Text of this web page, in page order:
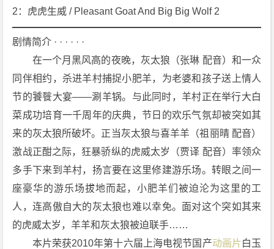
[2
[动
画]
[儿
童]
1
8
0
P
下
2：虎虎生威 / Pleasant Goat And Big Big Wolf 2
剧情简介 · · · · · ·
在一个月黑风高的夜晚，灰太狼（张琳 配音）和一众
同伴相约，杀进羊村捕捉小肥羊，为老婆和孩子送上情人
节的饕餮大宴——涮羊锅。与此同时，羊村正在举行大白
菜成功培育一千周年的庆典，节日的欢乐气氛却被突如其
来的灰太狼所破坏。正当灰太狼与喜羊羊（祖丽晴 配音）
激战正酣之际，狂暴骄纵的虎威太岁（贾译 配音）率领众
多手下来到羊村，扬言要在这里修建游乐场。转眼之间一
座豪华的游乐场拔地而起，小肥羊们被迫沦为这里的工
人，连高傲自大的灰太狼也难以幸免。面对这个突如其来
的虎威太岁，羊羊和灰太狼被迫联手……
本片荣获2010年第十六届上海电视节国产动画片白玉